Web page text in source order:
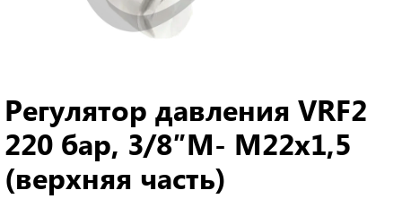
Регулятор давления VRF2
220 бар, 3/8″М- M22x1,5
(верхняя часть)